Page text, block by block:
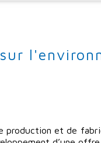
production et de